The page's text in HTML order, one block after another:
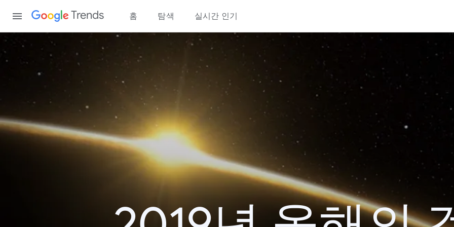
Trends 홈 탐색 실시간 인기